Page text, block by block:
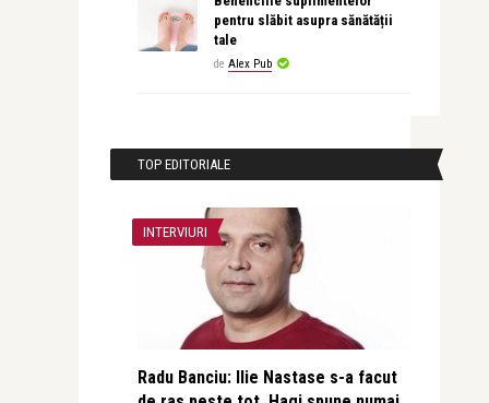
pentru slăbit asupra sănătății
tale
de Alex Pub
TOP EDITORIALE
INTERVIURI
Radu Banciu: Ilie Nastase s-a facut